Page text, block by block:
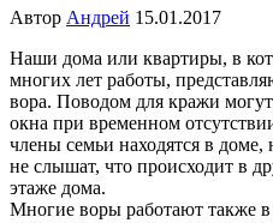
Автор Андрей 15.01.2017
Наши дома или квартиры, в
многих лет работы,
вора. Поводом для кражи
окна при временном
члены семьи находятся в
не слышат, что происходит в
этаже дома.
Многие воры работают также